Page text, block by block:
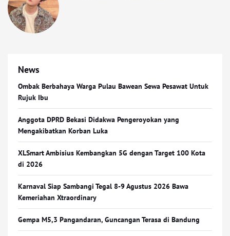
News
Ombak Berbahaya Warga Pulau Bawean Sewa Pesawat Untuk
Rujuk Ibu
Anggota DPRD Bekasi Didakwa Pengeroyokan yang
Mengakibatkan Korban Luka
XLSmart Ambisius Kembangkan 5G dengan Target 100 Kota
di 2026
Karnaval Siap Sambangi Tegal 8-9 Agustus 2026 Bawa
Kemeriahan Xtraordinary
Gempa M5,3 Pangandaran, Guncangan Terasa di Bandung